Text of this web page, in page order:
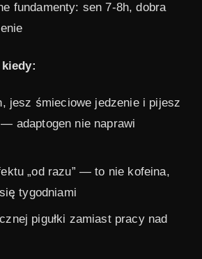
fundamenty: sen 7-8h, dobra
jesz śmieciowe jedzenie i pijesz
— adaptogen nie naprawi
„od razu” — to nie kofeina,
tygodniami
pigułki zamiast pracy nad